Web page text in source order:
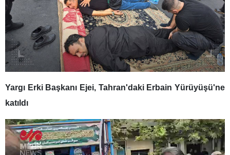
Yargı Erki Başkanı Ejei, Tahran'daki Erbain Yürüyüşü'ne
katıldı